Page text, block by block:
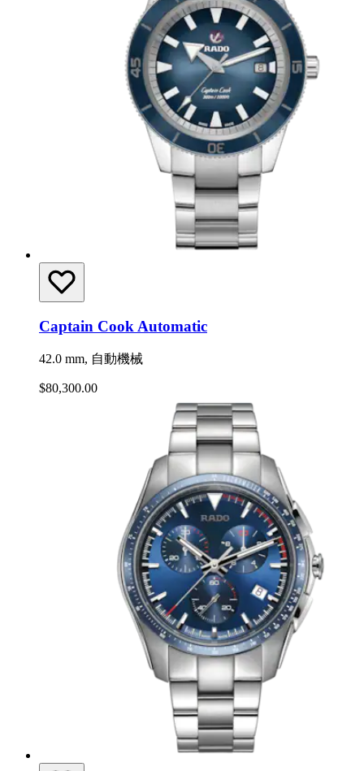
Captain Cook Automatic
42.0 mm, 自動機械
$80,300.00